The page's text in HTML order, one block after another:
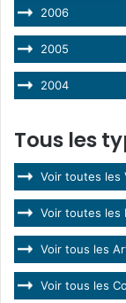
2006
2005
2004
Tous les
Voir toutes les
Voir toutes les
Voir tous les
Voir tous les